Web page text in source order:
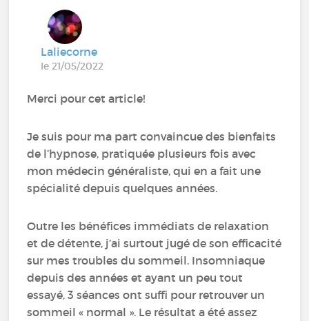
Laliecorne
le 21/05/2022
Merci pour cet article!
Je suis pour ma part convaincue des bienfaits
de l’hypnose, pratiquée plusieurs fois avec
mon médecin généraliste, qui en a fait une
spécialité depuis quelques années.
Outre les bénéfices immédiats de relaxation
et de détente, j’ai surtout jugé de son efficacité
sur mes troubles du sommeil. Insomniaque
depuis des années et ayant un peu tout
essayé, 3 séances ont suffi pour retrouver un
sommeil « normal ». Le résultat a été assez